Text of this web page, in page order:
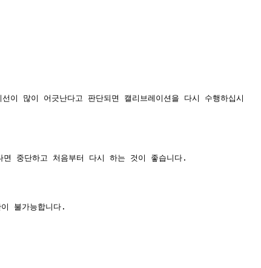
많이 어긋난다고 판단되면 캘리브레이션을 다시 수행하십시
중단하고 처음부터 다시 하는 것이 좋습니다.
불가능합니다.